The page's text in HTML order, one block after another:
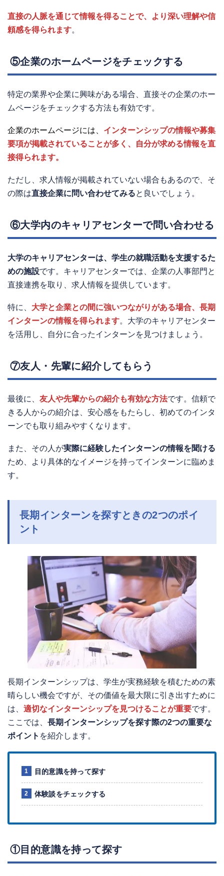
直接の人脈を通じて情報を得ることで、より深い理解や信
頼感を得られます。
⑤企業のホームページをチェックする
特定の業界や企業に興味がある場合、直接その企業のホー
ムページをチェックする方法も有効です。
企業のホームページには、 インターンシップの情報や募集
要項が掲載されていることが多く、自分が求める情報を直
接得られます。
ただし、求人情報が掲載されていない場合もあるので、そ
の際は直接企業に問い合わせてみると良いでしょう。
⑥大学内のキャリアセンターで問い合わせる
大学のキャリアセンターは、学生の就職活動を支援するた
めの施設です。キャリアセンターでは、企業の人事部門と
直接連携を取り、求人情報を提供しています。
特に、 大学と企業との間に強いつながりがある場合、長期
インターンの情報を得られます。大学のキャリアセンター
を活用し、自分に合ったインターンを見つけましょう。
⑦友人・先輩に紹介してもらう
最後に、 友人や先輩からの紹介も有効な方法です。信頼で
きる人からの紹介は、安心感をもたらし、初めてのインタ
ーンでも取り組みやすくなります。
また、その人が実際に経験したインターンの情報を聞ける
ため、より具体的なイメージを持ってインターンに臨めま
す。
長期インターンを探すときの2つのポイ
ント
長期インターンシップは、学生が実務経験を積むための素
晴らしい機会ですが、その価値を最大限に引き出すために
は、 適切なインターンシップを見つけることが重要です。
ここでは、 長期インターンシップを探す際の2つの重要な
ポイント を紹介します。
目的意識を持って探す
体験談をチェックする
①目的意識を持って探す